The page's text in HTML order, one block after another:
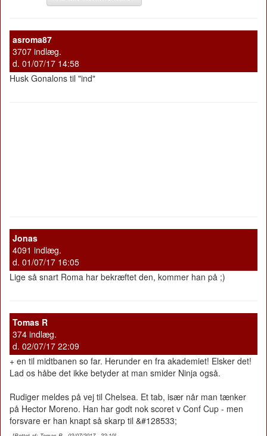
asroma87
3707 indlæg.
d. 01/07/17 14:58
Husk Gonalons til "ind"
Jonas
4091 indlæg.
d. 01/07/17 16:05
Lige så snart Roma har bekræftet den, kommer han på ;)
Tomas R
374 indlæg.
d. 02/07/17 22:09
+ en til midtbanen so far. Herunder en fra akademiet! Elsker det!
Lad os håbe det ikke betyder at man smider Ninja også.
Rudiger meldes på vej til Chelsea. Et tab, især når man tænker
på Hector Moreno. Han har godt nok scoret v Conf Cup - men
forsvare er han knapt så skarp til &#128533;